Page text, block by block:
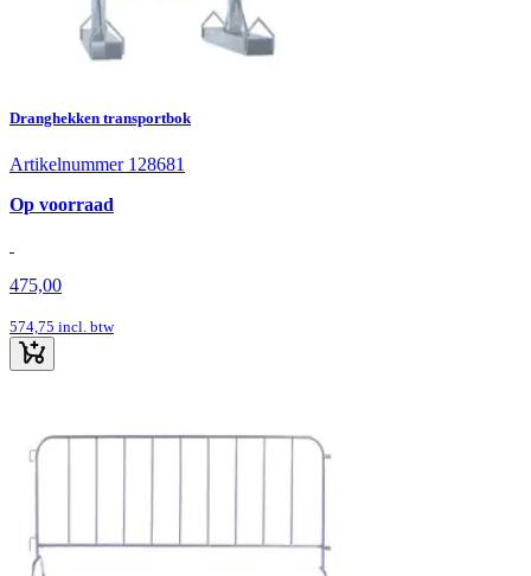
Dranghekken transportbok
Artikelnummer 128681
Op voorraad
475,00
574,75 incl. btw